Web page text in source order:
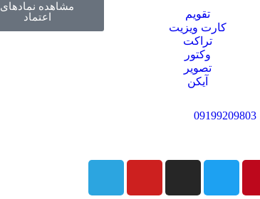
تقویم
کارت ویزیت
تراکت
وکتور
تصویر
آیکن
مشاهده نمادهای
اعتماد
09199209803